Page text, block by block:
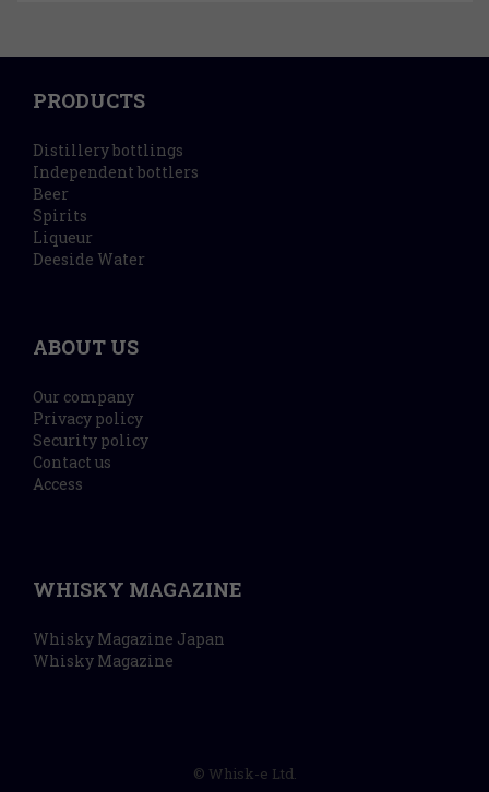
PRODUCTS
Distillery bottlings
Independent bottlers
Beer
Spirits
Liqueur
Deeside Water
ABOUT US
Our company
Privacy policy
Security policy
Contact us
Access
WHISKY MAGAZINE
Whisky Magazine Japan
Whisky Magazine
© Whisk-e Ltd.